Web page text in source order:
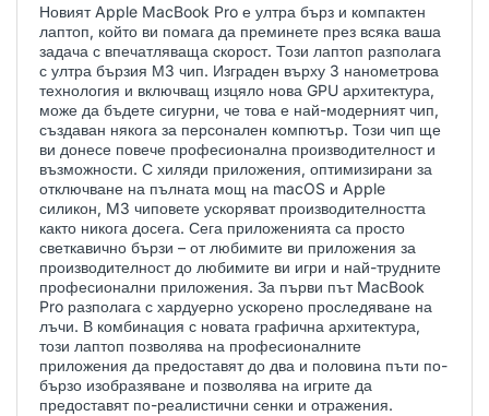
Новият Apple MacBook Pro е ултра бърз и компактен
лаптоп, който ви помага да преминете през всяка ваша
задача с впечатляваща скорост. Този лаптоп разполага
с ултра бързия М3 чип. Изграден върху 3 нанометрова
технология и включващ изцяло нова GPU архитектура,
може да бъдете сигурни, че това е най-модерният чип,
създаван някога за персонален компютър. Този чип ще
ви донесе повече професионална производителност и
възможности. С хиляди приложения, оптимизирани за
отключване на пълната мощ на macOS и Apple
силикон, M3 чиповете ускоряват производителността
както никога досега. Сега приложенията са просто
светкавично бързи – от любимите ви приложения за
производителност до любимите ви игри и най-трудните
професионални приложения. За първи път MacBook
Pro разполага с хардуерно ускорено проследяване на
лъчи. В комбинация с новата графична архитектура,
този лаптоп позволява на професионалните
приложения да предоставят до два и половина пъти по-
бързо изобразяване и позволява на игрите да
предоставят по-реалистични сенки и отражения.